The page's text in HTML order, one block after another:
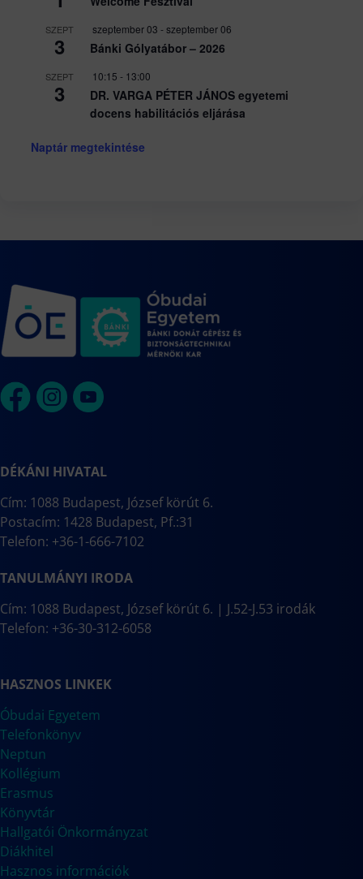
SZEPT
3
szeptember 03 -szeptember 06
Bánki Gólyatábor – 2026
SZEPT
3
10:15 - 13:00
DR. VARGA PÉTER JÁNOS egyetemi
docens habilitációs eljárása
Naptár megtekintése
DÉKÁNI HIVATAL
Cím: 1088 Budapest, József körút 6.
Postacím: 1428 Budapest, Pf.:31
Telefon: +36-1-666-7102
TANULMÁNYI IRODA
Cím: 1088 Budapest, József körút 6. | J.52-J.53 irodák
Telefon: +36-30-312-6058
HASZNOS LINKEK
Óbudai Egyetem
Telefonkönyv
Neptun
Kollégium
Erasmus
Könyvtár
Hallgatói Önkormányzat
Diákhitel
Hasznos információk